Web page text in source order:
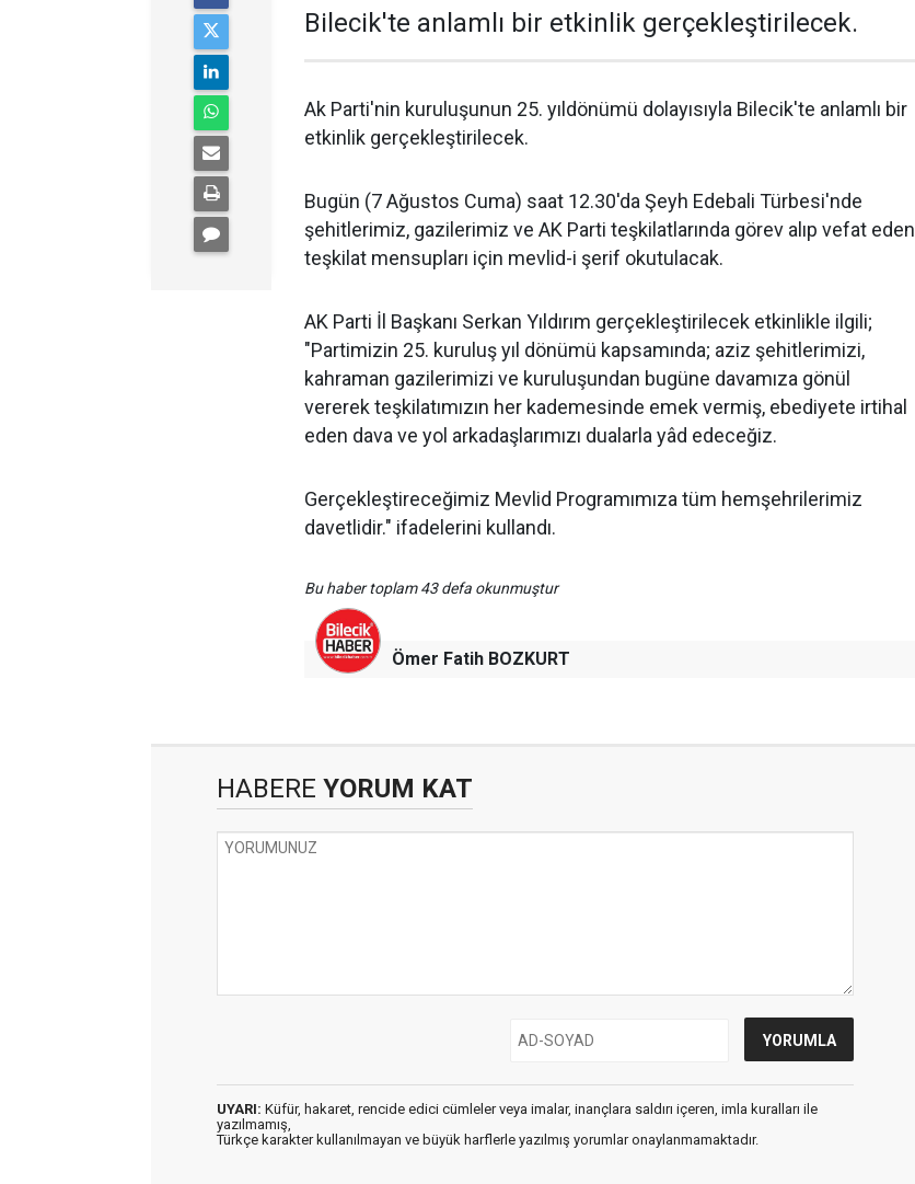
Bilecik'te anlamlı bir etkinlik gerçekleştirilecek.
Ak Parti'nin kuruluşunun 25. yıldönümü dolayısıyla Bilecik'te anlamlı bir
etkinlik gerçekleştirilecek.
Bugün (7 Ağustos Cuma) saat 12.30'da Şeyh Edebali Türbesi'nde
şehitlerimiz, gazilerimiz ve AK Parti teşkilatlarında görev alıp vefat eden
teşkilat mensupları için mevlid-i şerif okutulacak.
AK Parti İl Başkanı Serkan Yıldırım gerçekleştirilecek etkinlikle ilgili;
"Partimizin 25. kuruluş yıl dönümü kapsamında; aziz şehitlerimizi,
kahraman gazilerimizi ve kuruluşundan bugüne davamıza gönül
vererek teşkilatımızın her kademesinde emek vermiş, ebediyete irtihal
eden dava ve yol arkadaşlarımızı dualarla yâd edeceğiz.
Gerçekleştireceğimiz Mevlid Programımıza tüm hemşehrilerimiz
davetlidir." ifadelerini kullandı.
Bu haber toplam 43 defa okunmuştur
Ömer Fatih BOZKURT
HABERE YORUM KAT
UYARI: Küfür, hakaret, rencide edici cümleler veya imalar, inançlara saldırı içeren, imla kuralları ile
yazılmamış,
Türkçe karakter kullanılmayan ve büyük harflerle yazılmış yorumlar onaylanmamaktadır.